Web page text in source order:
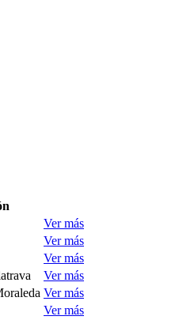
Ver más
Ver más
Ver más
Ver más
Ver más
Ver más